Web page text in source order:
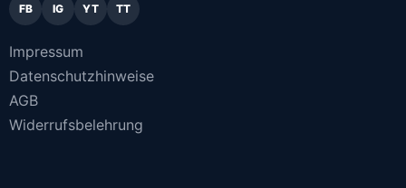
FB IG YT TT
Impressum
Datenschutzhinweise
AGB
Widerrufsbelehrung